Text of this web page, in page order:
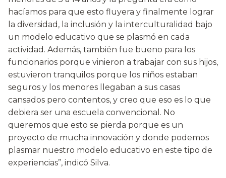
hacíamos para que esto fluyera y finalmente lograr
la diversidad, la inclusión y la interculturalidad bajo
un modelo educativo que se plasmó en cada
actividad. Además, también fue bueno para los
funcionarios porque vinieron a trabajar con sus hijos,
estuvieron tranquilos porque los niños estaban
seguros y los menores llegaban a sus casas
cansados pero contentos, y creo que eso es lo que
debiera ser una escuela convencional. No
queremos que esto se pierda porque es un
proyecto de mucha innovación y donde podemos
plasmar nuestro modelo educativo en este tipo de
experiencias”, indicó Silva.